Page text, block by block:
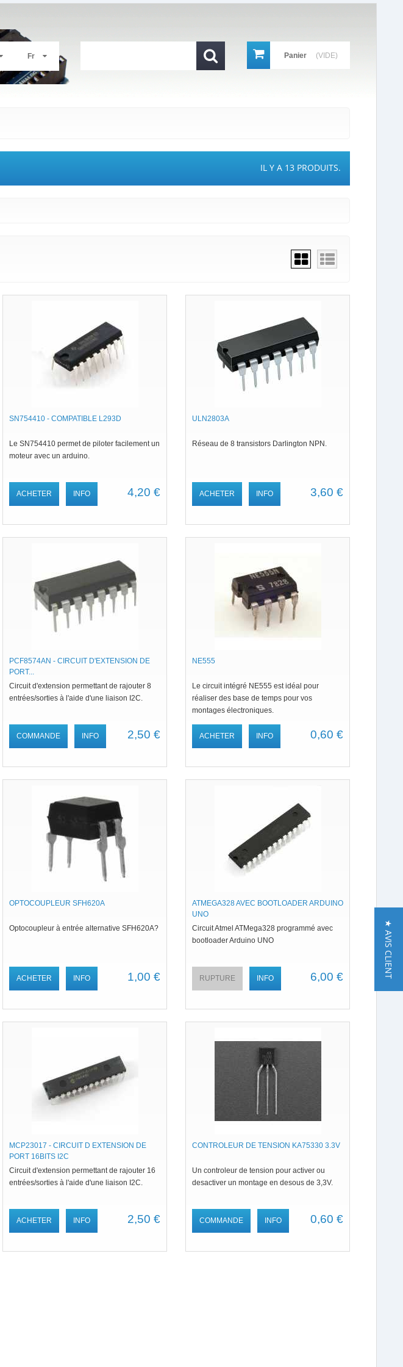
Panier (VIDE)
Fr
IL Y A 13 PRODUITS.
SN754410 - COMPATIBLE L293D
Le SN754410 permet de piloter facilement un
moteur avec un arduino.
4,20 €
ACHETER INFO
ULN2803A
Réseau de 8 transistors Darlington NPN.
3,60 €
ACHETER INFO
PCF8574AN - CIRCUIT D'EXTENSION DE
PORT...
Circuit d'extension permettant de rajouter 8
entrées/sorties à l'aide d'une liaison I2C.
2,50 €
COMMANDE INFO
NE555
Le circuit intégré NE555 est idéal pour
réaliser des base de temps pour vos
montages électroniques.
0,60 €
ACHETER INFO
OPTOCOUPLEUR SFH620A
Optocoupleur à entrée alternative SFH620A?
1,00 €
ACHETER INFO
ATMEGA328 AVEC BOOTLOADER ARDUINO
UNO
Circuit Atmel ATMega328 programmé avec
bootloader Arduino UNO
6,00 €
RUPTURE INFO
MCP23017 - CIRCUIT D EXTENSION DE
PORT 16BITS I2C
Circuit d'extension permettant de rajouter 16
entrées/sorties à l'aide d'une liaison I2C.
2,50 €
ACHETER INFO
CONTROLEUR DE TENSION KA75330 3.3V
Un controleur de tension pour activer ou
desactiver un montage en desous de 3,3V.
0,60 €
COMMANDE INFO
★ AVIS CLIENT